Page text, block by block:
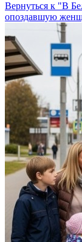
Вернуться к "В
опоздавшую